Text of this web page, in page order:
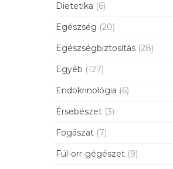
Dietetika (6)
Egészség (20)
Egészségbiztosítás (28)
Egyéb (127)
Endokrinológia (6)
Érsebészet (3)
Fogászat (7)
Fül-orr-gégészet (9)